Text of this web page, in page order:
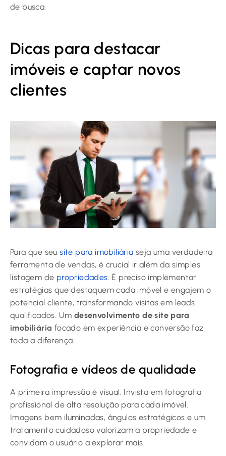
de busca.
Dicas para destacar
imóveis e captar novos
clientes
Para que seusite para imobiliária seja uma verdadeira
ferramenta de vendas, é crucial ir além da simples
listagem de propriedades. É preciso implementar
estratégias que destaquem cada imóvel e engajem o
potencial cliente, transformando visitas em leads
qualificados. Um desenvolvimento de site para
imobiliária focado em experiência e conversão faz
toda a diferença.
Fotografia e vídeos de qualidade
A primeira impressão é visual. Invista em fotografia
profissional de alta resolução para cada imóvel.
Imagens bem iluminadas, ângulos estratégicos e um
tratamento cuidadoso valorizam a propriedade e
convidam o usuário a explorar mais.